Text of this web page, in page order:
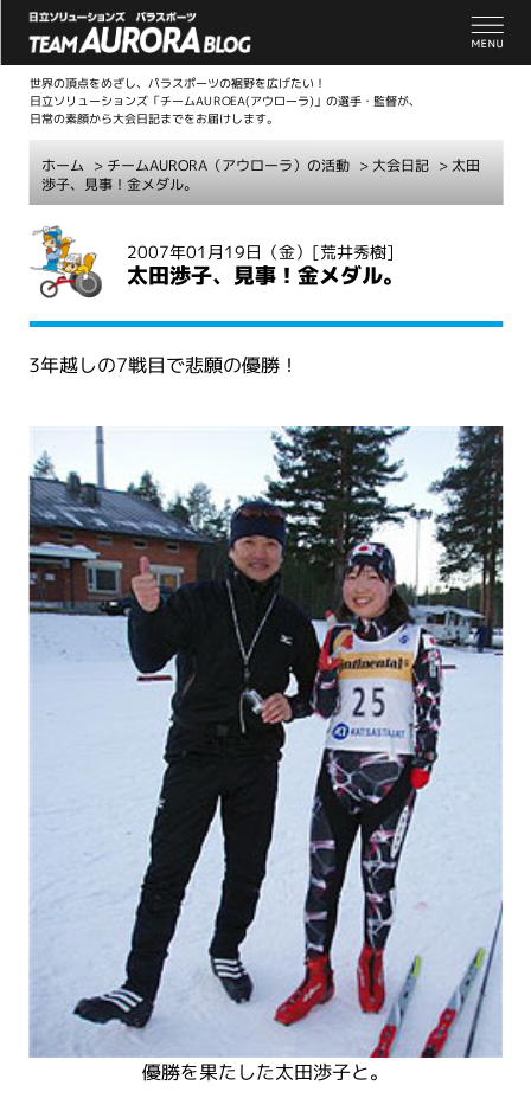
世界の頂点をめざし、パラスポーツの裾野を広げたい！
日立ソリューションズ「チームAUROEA(アウローラ)」の選手・監督が、
日常の素顔から大会日記までをお届けします。
ホーム > チームAURORA（アウローラ）の活動 > 大会日記 > 太田
渉子、見事！金メダル。
2007年01月19日（金） [荒井秀樹]
太田渉子、見事！金メダル。
3年越しの7戦目で悲願の優勝！
優勝を果たした太田渉子と。